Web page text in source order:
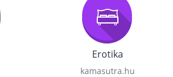
Erotika
kamasutra.hu